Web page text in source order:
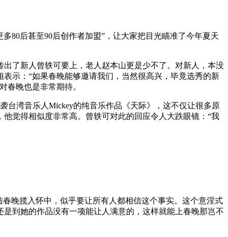
80后甚至90后创作者加盟”，让大家把目光瞄准了今年夏天
了新人曾轶可要上，老人赵本山更是少不了。对新人，本没
示：“如果春晚能够邀请我们，当然很高兴，毕竟选秀的新
春晚也是非常期待。
湾音乐人Mickey的纯音乐作品《天际》，这不仅让很多原
觉得相似度非常高。曾轶可对此的回应令人大跌眼镜：“我
晚揽入怀中，似乎要让所有人都相信这个事实。这个意淫式
到她的作品没有一项能让人满意的，这样就能上春晚那岂不